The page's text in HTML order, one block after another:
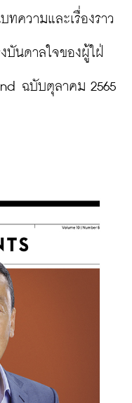
ทความและเรื่องราว
บันดาลใจของผู้ใฝ่
ฉบับตุลาคม 2565